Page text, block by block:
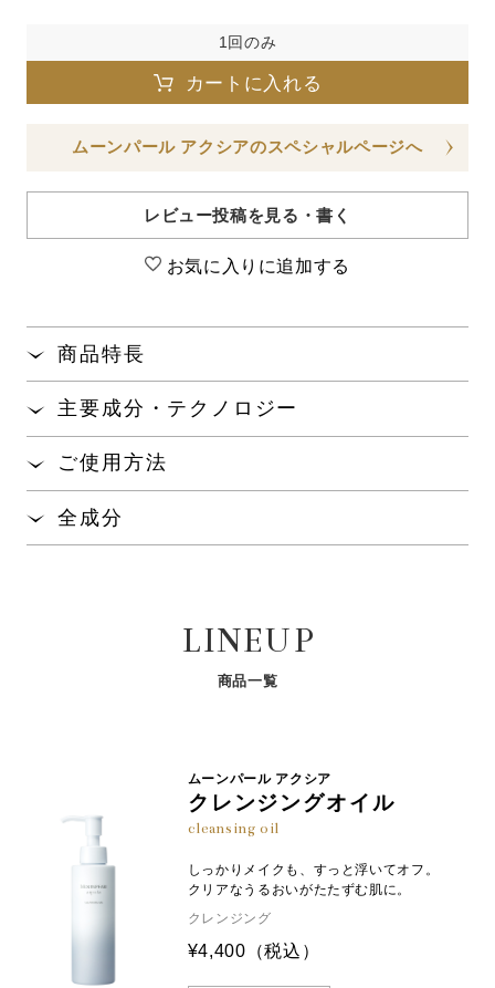
1回のみ
カートに入れる
ムーンパール アクシアのスペシャルページへ
レビュー投稿を見る・書く
お気に入りに追加する
商品特長
やさしく浮かせて洗い上げます。
くすみ※1やざらつきのない明るく透明感
※1:乾燥や古い角層による ※2:うるおいによる
主要成分・テクノロジー
真珠層に約5%しか存在しない希少
なタンパク質から抽出。アミノ酸や
ペプチドを含み、天然保湿因子（N
MF）に似た働きで、角層のうるお
赤ちゃん真珠を包み込み、うるおい
ある環境で生育するアコヤ真珠の母
貝の外套膜から抽出。肌の表面温度
※1 加水分解コンキオリン（保湿成分） ※2 サクシノイルアテロコラーゲン（保湿成分） ※画像はイメージです。
ご使用方法
立てて顔を包み込むように洗顔してください。その
あと、十分にすすいでください。
ステップ② テニスボール大を目安にたっぷりと泡立
全成分
ロコラーゲン、ヒキオコシ葉／茎エキス、グリチルレチ
ン酸ステアリル、ヒアルロン酸Ｎａ、スクロース、ベタ
イン、ラウロイルグルタミン酸ジ（フィトステリル／オ
ドプロピルベタイン、ＰＥＧ－４０水添ヒマシ油、ジオ
レイン酸ＰＥＧ－１２０メチルグルコース、塩化Ｎａ、
ＰＥＧ－２０Ｍ、ペンチレングリコール、リン酸２Ｎ
ａ、リン酸Ｋ、水酸化Ａｌ、トコフェロール
LINEUP
商品一覧
ムーンパール アクシア
クレンジングオイル
cleansing oil
しっかりメイクも、すっと浮いてオフ。
クリアなうるおいがたたずむ肌に。
クレンジング
¥4,400 （税込）